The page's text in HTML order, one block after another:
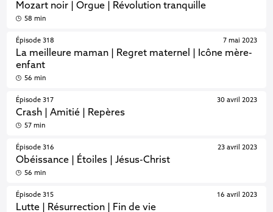
Mozart noir | Orgue | Révolution tranquille
58 min
Épisode 318
La meilleure maman | Regret maternel | Icône mère-
enfant
7 mai 2023
56 min
Épisode 317
Crash | Amitié | Repères
30 avril 2023
57 min
Épisode 316
Obéissance | Étoiles | Jésus-Christ
23 avril 2023
56 min
Épisode 315
Lutte | Résurrection | Fin de vie
16 avril 2023